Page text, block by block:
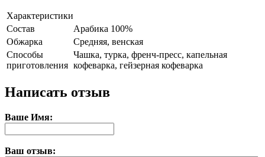
Характеристики
Состав
Арабика 100%
Обжарка
Средняя, венская
Способы
приготовления
Чашка, турка, френч-пресс, капельная
кофеварка, гейзерная кофеварка
Написать отзыв
Ваше Имя:
Ваш отзыв: